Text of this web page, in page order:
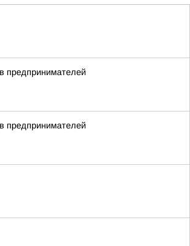
предпринимателей
предпринимателей